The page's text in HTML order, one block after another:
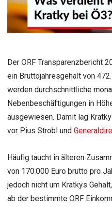
Der ORF Transparenzbericht
ein Bruttojahresgehalt von
werden durchschnittliche
Nebenbeschäftigungen in
ausgewiesen. Damit lag
vor Pius Strobl und
Häufig taucht in älteren
von 170.000 Euro brutto pro
jedoch nicht um Kratkys
ab der bestimmte ORF